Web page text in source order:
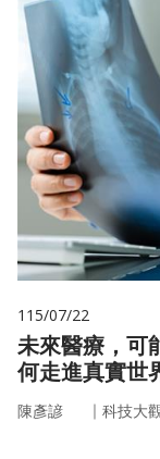
115/07/22
未來醫療，可
何走進真實世
陳彥諺 ｜ 科技大